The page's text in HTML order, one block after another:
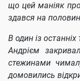
що цей маніяк
здався на
В один із
Андрієм
стежинами
домовились